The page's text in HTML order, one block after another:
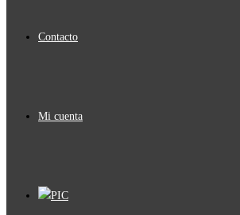
Contacto
Mi cuenta
PIC